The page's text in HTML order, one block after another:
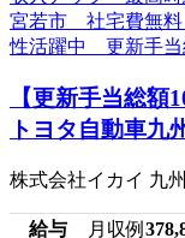
【更新手当総額
トヨタ自動車九
株式会社イカイ 九
給与 月収例